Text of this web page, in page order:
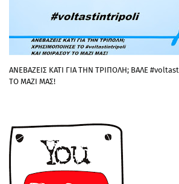
ΑΝΕΒΑΖΕΙΣ ΚΑΤΙ ΓΙΑ ΤΗΝ ΤΡΙΠΟΛΗ; ΒΑΛΕ
ΤΟ ΜΑΖΙ ΜΑΣ!